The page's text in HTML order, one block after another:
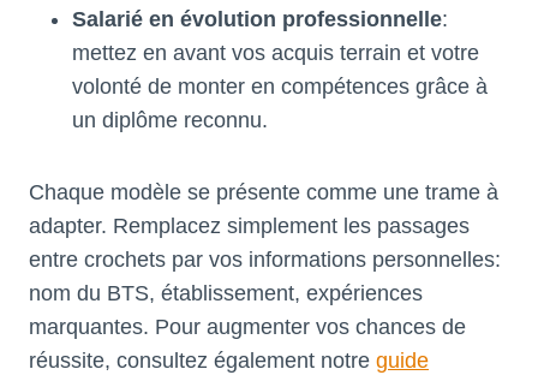
Salarié en évolution professionnelle:
mettez en avant vos acquis terrain et votre
volonté de monter en compétences grâce à
un diplôme reconnu.
Chaque modèle se présente comme une trame à
adapter. Remplacez simplement les passages
entre crochets par vos informations personnelles:
nom du BTS, établissement, expériences
marquantes. Pour augmenter vos chances de
réussite, consultez également notre guide